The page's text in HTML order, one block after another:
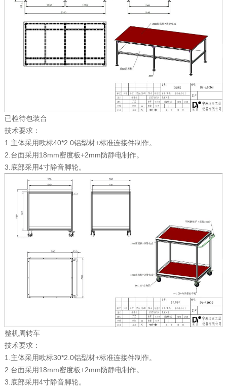
已检待包装台
技术要求：
1.主体采用欧标40*2.0铝型材+标准连接件制作。
2.台面采用18mm密度板+2mm防静电制作。
3.底部采用4寸静音脚轮。
整机周转车
技术要求：
1.主体采用欧标30*2.0铝型材+标准连接件制作。
2.台面采用18mm密度板+2mm防静电制作。
3.底部采用4寸静音脚轮。